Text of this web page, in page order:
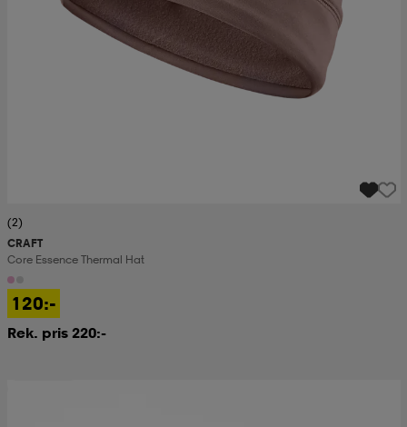
(2)
CRAFT
Core Essence Thermal Hat
120:-
Rek. pris 220:-